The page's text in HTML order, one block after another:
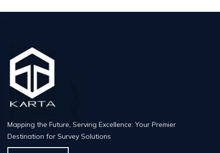
Mapping the Future, Serving Excellence: Your Premier
Destination for Survey Solutions